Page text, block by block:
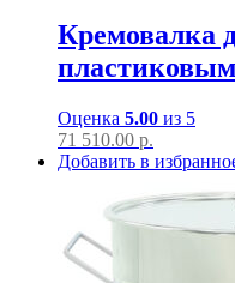
Кремовалка
Оценка 5.00 из 5
71 510.00 р.
Добавить в